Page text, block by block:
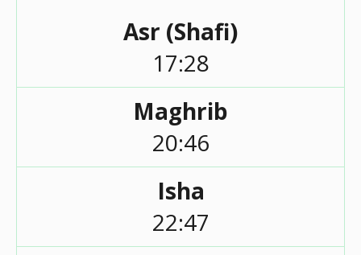
Asr (Shafi)
17:28
Maghrib
20:46
Isha
22:47